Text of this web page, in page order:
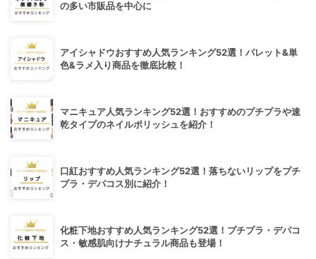
の多い市販品を中心に
アイシャドウおすすめ人気ランキング52選！パレット&単
色&ラメ入り商品を徹底比較！
マニキュア人気ランキング52選！おすすめのプチプラや速
乾タイプのネイルポリッシュを紹介！
口紅おすすめ人気ランキング52選！落ちないリップをプチ
プラ・デパコス別に紹介！
化粧下地おすすめ人気ランキング52選！プチプラ・デパコ
ス・敏感肌向けナチュラル商品も登場！